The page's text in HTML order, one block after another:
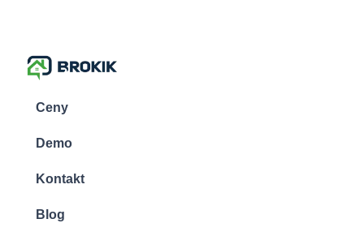
Ceny
Demo
Kontakt
Blog